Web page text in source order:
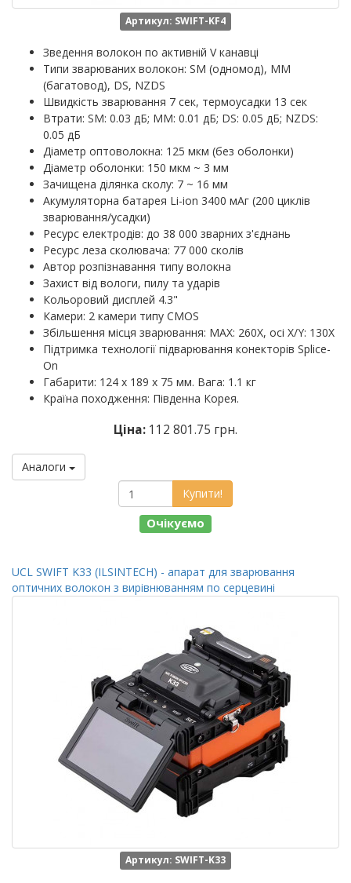
Артикул: SWIFT-KF4
Зведення волокон по активній V канавці
Типи зварюваних волокон: SM (одномод), MM
(багатовод), DS, NZDS
Швидкість зварювання 7 сек, термоусадки 13 сек
Втрати: SM: 0.03 дБ; MM: 0.01 дБ; DS: 0.05 дБ; NZDS:
0.05 дБ
Діаметр оптоволокна: 125 мкм (без оболонки)
Діаметр оболонки: 150 мкм ~ 3 мм
Зачищена ділянка сколу: 7 ~ 16 мм
Акумуляторна батарея Li-ion 3400 мАг (200 циклів
зварювання/усадки)
Ресурс електродів: до 38 000 зварних з'єднань
Ресурс леза сколювача: 77 000 сколів
Автор розпізнавання типу волокна
Захист від вологи, пилу та ударів
Кольоровий дисплей 4.3"
Камери: 2 камери типу CMOS
Збільшення місця зварювання: MAX: 260X, осі X/Y: 130X
Підтримка технології підварювання конекторів Splice-
On
Габарити: 124 х 189 х 75 мм. Вага: 1.1 кг
Країна походження: Південна Корея.
Ціна: 112 801.75 грн.
Аналоги
Купити!
Очікуємо
UCL SWIFT K33 (ILSINTECH) - апарат для зварювання
оптичних волокон з вирівнюванням по серцевині
Артикул: SWIFT-K33